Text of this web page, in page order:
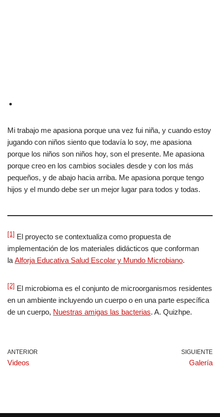
Mi trabajo me apasiona porque una vez fui niña, y cuando estoy
jugando con niños siento que todavía lo soy, me apasiona
porque los niños son niños hoy, son el presente. Me apasiona
porque creo en los cambios sociales desde y con los más
pequeños, y de abajo hacia arriba. Me apasiona porque tengo
hijos y el mundo debe ser un mejor lugar para todos y todas.
[1] El proyecto se contextualiza como propuesta de
implementación de los materiales didácticos que conforman
la Alforja Educativa Salud Escolar y Mundo Microbiano.
[2] El microbioma es el conjunto de microorganismos residentes
en un ambiente incluyendo un cuerpo o en una parte específica
de un cuerpo, Nuestras amigas las bacterias. A. Quizhpe.
ANTERIOR
Videos
SIGUIENTE
Galería